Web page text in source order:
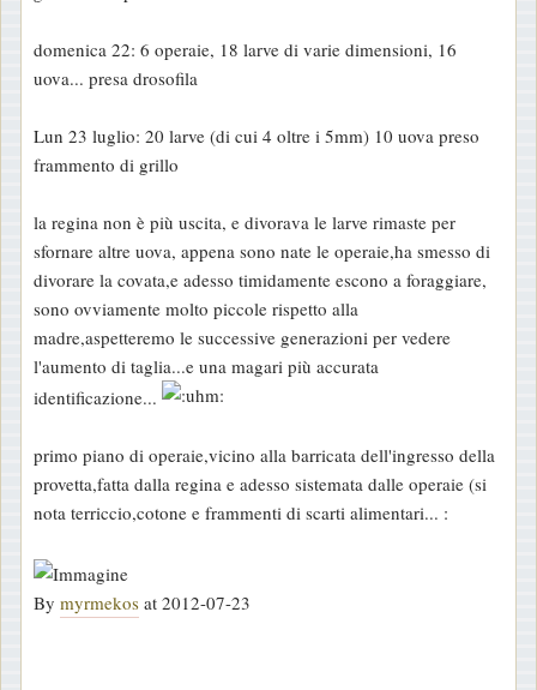
domenica 22: 6 operaie, 18 larve di varie dimensioni, 16
uova... presa drosofila
Lun 23 luglio: 20 larve (di cui 4 oltre i 5mm) 10 uova preso
frammento di grillo
la regina non è più uscita, e divorava le larve rimaste per
sfornare altre uova, appena sono nate le operaie,ha smesso di
divorare la covata,e adesso timidamente escono a foraggiare,
sono ovviamente molto piccole rispetto alla
madre,aspetteremo le successive generazioni per vedere
l'aumento di taglia...e una magari più accurata
identificazione...
primo piano di operaie,vicino alla barricata dell'ingresso della
provetta,fatta dalla regina e adesso sistemata dalle operaie (si
nota terriccio,cotone e frammenti di scarti alimentari... :
By myrmekos at 2012-07-23